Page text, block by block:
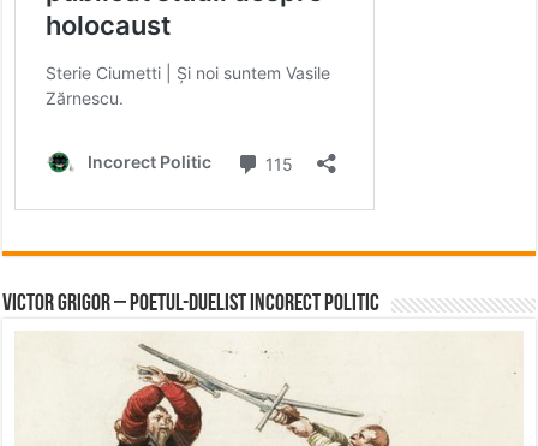
Victor Grigor – Poetul-Duelist Incorect Politic